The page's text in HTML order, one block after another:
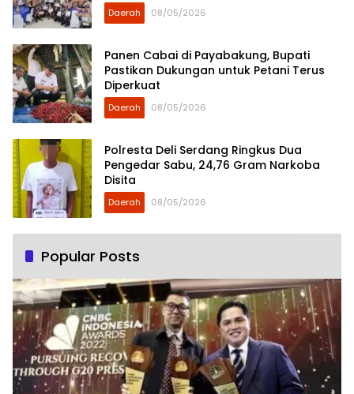
Daerah 08/05/2026
Panen Cabai di Payabakung, Bupati
Pastikan Dukungan untuk Petani Terus
Diperkuat
Daerah 08/05/2026
Polresta Deli Serdang Ringkus Dua
Pengedar Sabu, 24,76 Gram Narkoba
Disita
Daerah 08/05/2026
Popular Posts